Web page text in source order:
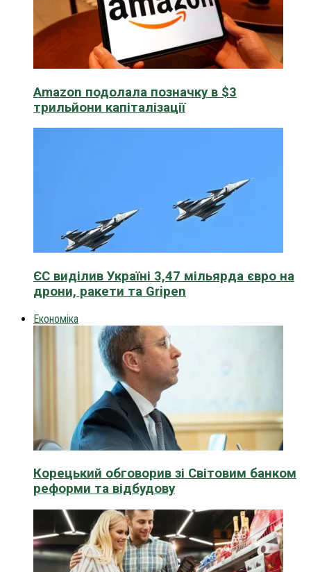
Amazon подолала позначку в $3
трильйони капіталізації
ЄС виділив Україні 3,47 мільярда євро на
дрони, ракети та Gripen
Економіка
Корецький обговорив зі Світовим банком
реформи та відбудову